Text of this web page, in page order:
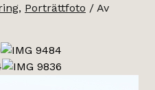
, Porträttfoto / Av